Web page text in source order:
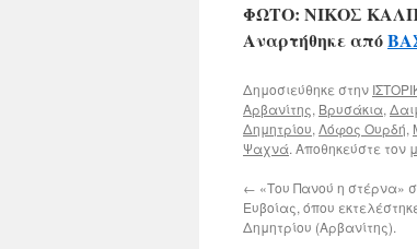
ΦΩΤΟ: ΝΙΚΟΣ
Αναρτήθηκε από
Δημοσιεύθηκε στην
Αρβανίτης, Βρυσάκια,
Δημητρίου, Λόφος Ουρδή,
Ψαχνά. Αποθηκεύστε τον
← «Του Πανού η στέρνα»
Ευβοίας, όπου
Δημητρίου (Αρβανίτης).